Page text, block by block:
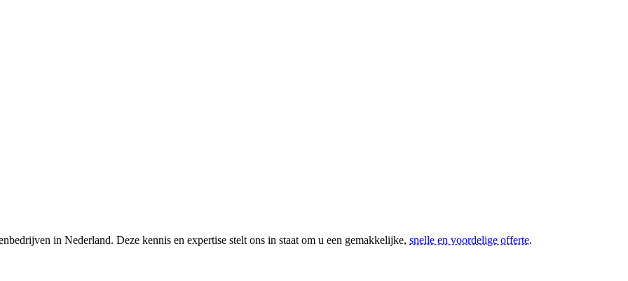
in Nederland. Deze kennis en expertise stelt ons in staat om u een gemakkelijke, snelle en voordelige offerte.